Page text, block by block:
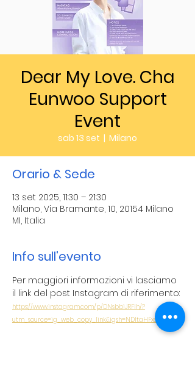
Dear My Love. Cha
Eunwoo Support
Event
sab 13 set
  |
Milano
Orario & Sede
13 set 2025, 11:30 – 21:30
Milano, Via Bramante, 10, 20154 Milano
MI, Italia
Info sull'evento
Per maggiori informazioni vi lasciamo
il link del post Instagram di riferimento:
https://www.instagram.com/p/DNsbbiJRFIh/?
utm_source=ig_web_copy_link&igsh=NDltaHFxeXVxcnQ4